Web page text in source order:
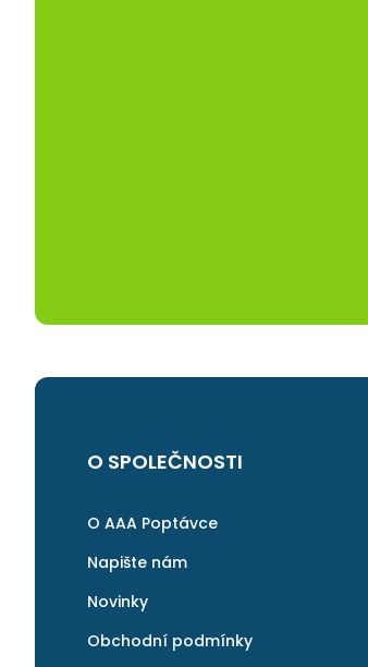
O SPOLEČNOSTI
O AAA Poptávce
Napište nám
Novinky
Obchodní podmínky